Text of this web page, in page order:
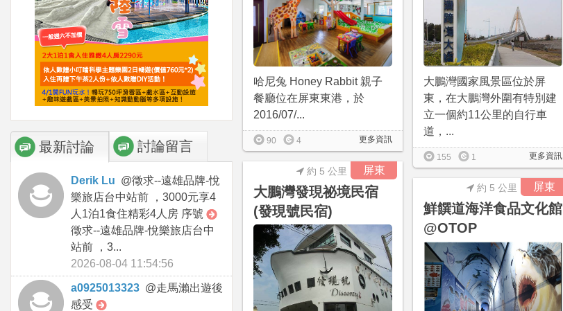
最新討論 討論留言
Derik Lu @徵求--遠雄品牌-悅
樂旅店台中站前 ，3000元享4
人1泊1食住精彩4人房 序號
徵求--遠雄品牌-悅樂旅店台中
站前 ，3...
2026-08-04 11:54:56
a0925013323 @走馬瀨出遊後
感受
哈尼兔 Honey Rabbit 親子
餐廳位在屏東東港，於
2016/07/...
更多資訊
90 4
大鵬灣國家風景區位於屏
東，在大鵬灣外圍有特別建
立一個約11公里的自行車
道，...
更多資訊
155 1
屏東
約 5 公里
大鵬灣發現祕境民宿
(發現號民宿)
屏東
約 5 公里
鮮饌道海洋食品文化館
@OTOP